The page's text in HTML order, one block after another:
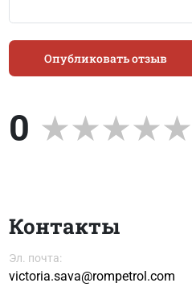
Опубликовать отзыв
0
Контакты
Эл. почта:
victoria.sava@rompetrol.com